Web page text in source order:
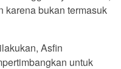
karena bukan termasuk
Asfin
untuk